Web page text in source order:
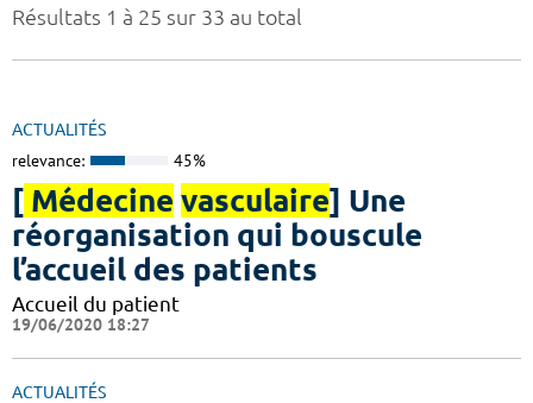
Résultats 1 à 25 sur 33 au total
ACTUALITÉS
relevance: 45%
[ Médecine vasculaire] Une
réorganisation qui bouscule
l’accueil des patients
Accueil du patient
19/06/2020 18:27
ACTUALITÉS